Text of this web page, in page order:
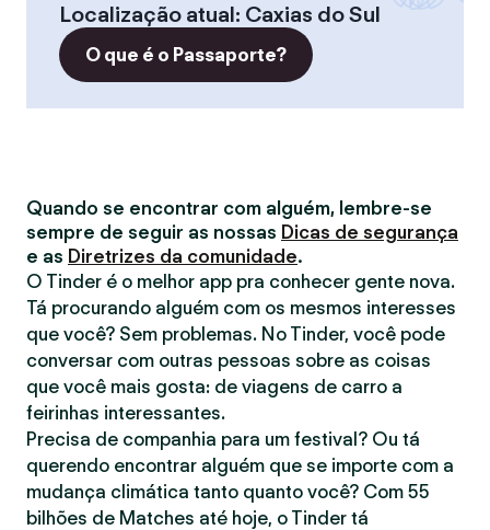
Localização atual: Caxias do Sul
O que é o Passaporte?
Quando se encontrar com alguém, lembre-se
sempre de seguir as nossas Dicas de segurança
e as Diretrizes da comunidade.
O Tinder é o melhor app pra conhecer gente nova.
Tá procurando alguém com os mesmos interesses
que você? Sem problemas. No Tinder, você pode
conversar com outras pessoas sobre as coisas
que você mais gosta: de viagens de carro a
feirinhas interessantes.
Precisa de companhia para um festival? Ou tá
querendo encontrar alguém que se importe com a
mudança climática tanto quanto você? Com 55
bilhões de Matches até hoje, o Tinder tá